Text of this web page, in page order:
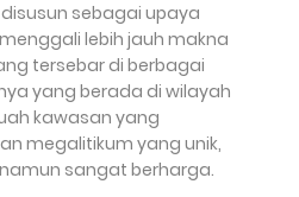
sebagai upaya
lebih jauh makna
tersebar di berbagai
yang berada di wilayah
kawasan yang
megalitikum yang unik,
sangat berharga.